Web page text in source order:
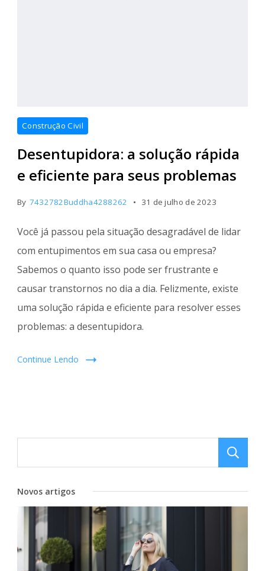
Construção Civil
Desentupidora: a solução rápida
e eficiente para seus problemas
By 7432782Buddha4288262 31 de julho de 2023
Você já passou pela situação desagradável de lidar
com entupimentos em sua casa ou empresa?
Sabemos o quanto isso pode ser frustrante e
causar transtornos no dia a dia. Felizmente, existe
uma solução rápida e eficiente para resolver esses
problemas: a desentupidora.
Continue Lendo
Novos artigos